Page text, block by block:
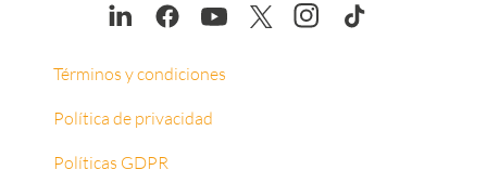
Términos y condiciones
Política de privacidad
Políticas GDPR